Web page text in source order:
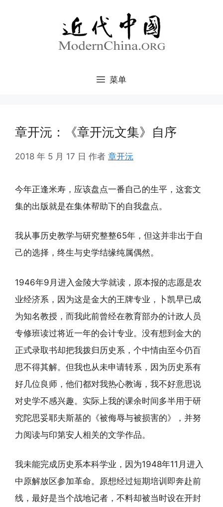
菜单
章开沅：《章开沅文集》自序
2018 年 5 月 17 日 作者 章开沅
今年正逢米寿，应该盘点一番自己的生平，这套文
集的出版就是在集体帮助下的自我盘点。
我从事历史教学与研究整整65年，但这并非出于自
己的选择，终生与史学结缘纯属偶然。
1946年9月进入金陵大学就读，原本报的志愿是农
业经济系，因为这是金大的王牌专业，卜凯早已成
为知名教授，而我此前曾经在教育部办的计政人员
专修班读过将近一年的会计专业。没有想到金大的
正式录取书却把我拨归历史系，个中情由至今仍百
思不得其解。但我也从未申请转系，因为历史系有
好几位良师，他们都对我热心教诲，我不好意思说
对史学不感兴趣。实际上我的课余时间多半用于研
究陀思妥耶夫斯基的《被侮辱与被损害的》，并努
力阅读与印第安人相关的文学作品。
我未能完成历史系本科学业，因为1948年11月进入
中原解放区参加革命。原想经过短期培训即奔赴前
线，最好是当个战地记者，不料却被当时设在开封